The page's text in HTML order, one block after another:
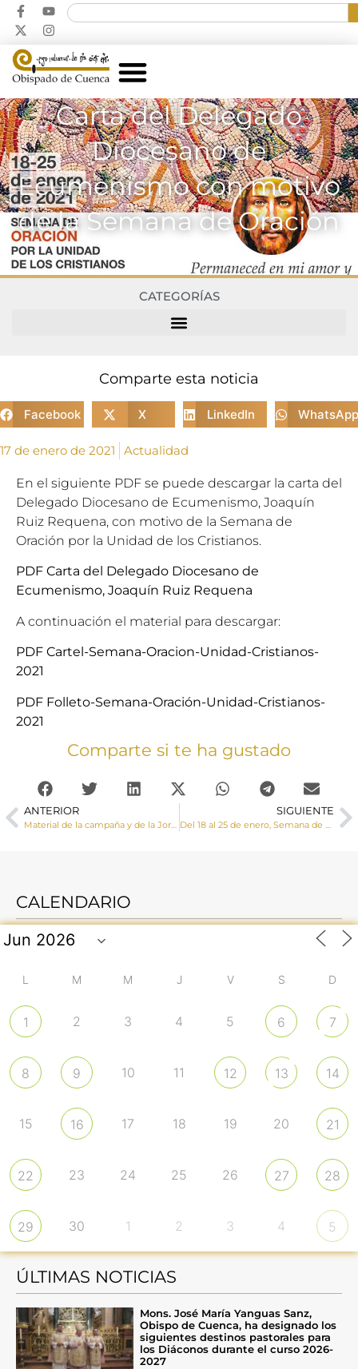
Carta del Delegado
Diocesano de
Ecumenismo con motivo
de la Semana de Oración
CATEGORÍAS
Comparte esta noticia
Facebook X LinkedIn WhatsApp
17 de enero de 2021 Actualidad
En el siguiente PDF se puede descargar la carta del
Delegado Diocesano de Ecumenismo, Joaquín
Ruiz Requena, con motivo de la Semana de
Oración por la Unidad de los Cristianos.
PDF Carta del Delegado Diocesano de
Ecumenismo, Joaquín Ruiz Requena
A continuación el material para descargar:
PDF Cartel-Semana-Oracion-Unidad-Cristianos-
2021
PDF Folleto-Semana-Oración-Unidad-Cristianos-
2021
Comparte si te ha gustado
ANTERIOR
Material de la campaña y de la Jornada de la Infancia Misionera 2021 ‘Con Jesús a Nazaret, ¡somos familia!’
SIGUIENTE
Del 18 al 25 de enero, Semana de Oración por la Unidad de los Cristianos
CALENDARIO
L M M J V S D
1 2 3 4 5 6 7
8 9 10 11 12 13 14
15 16 17 18 19 20 21
22 23 24 25 26 27 28
29 30 1 2 3 4 5
ÚLTIMAS NOTICIAS
Mons. José María Yanguas Sanz,
Obispo de Cuenca, ha designado los
siguientes destinos pastorales para
los Diáconos durante el curso 2026-
2027